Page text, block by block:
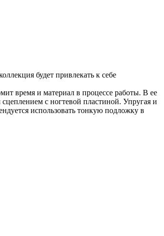
будет привлекать к себе
время и материал в процессе работы. В ее
с ногтевой пластиной. Упругая и
использовать тонкую подложку в